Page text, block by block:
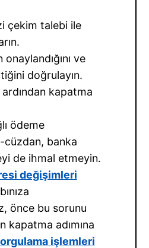
çekim talebi ile
ve
doğrulayın.
kapatma
ödeme
banka
de ihmal etmeyin.
değişimleri
önce bu sorunu
kapatma adımına
işlemleri